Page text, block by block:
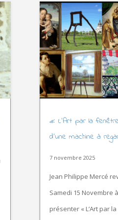
« L’Art par la
d’une machine à
7 novembre 2025
Jean Philippe Mercé
Samedi 15 Novembre
présenter « L’Art par